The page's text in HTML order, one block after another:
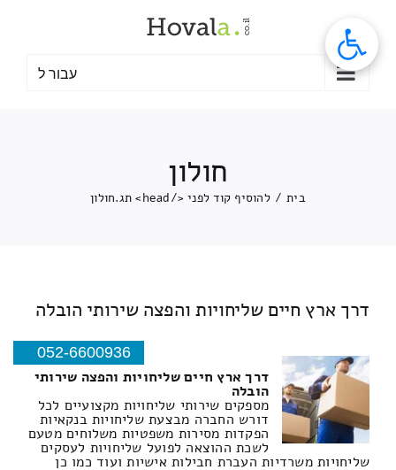
עבור ל
חולון
בית / להוסיף קוד לפני </head> תג. חולון
דרך ארץ חיים שליחויות והפצה שירותי הובלה
052-6600936
דרך ארץ חיים שליחויות והפצה שירותי
הובלה
מספקים שירותי שליחויות מקצועיים לכל
דורש החברה מבצעת שליחויות בנקאיות
הפקדות מסירות משפטיות משלוחים מטעם
לשכת ההוצאה לפועל שליחויות לעסקים
שליחויות משרדיות העברת חבילות אישיות ועוד כמו כן